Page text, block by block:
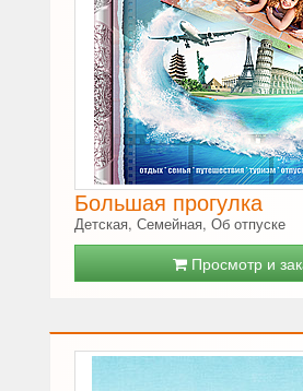
Большая прогулка
Детская, Семейная, Об отпуске
Просмотр и